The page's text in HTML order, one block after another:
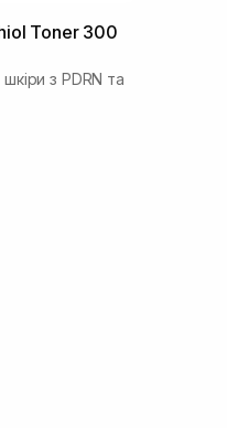
Toner 300
з PDRN та